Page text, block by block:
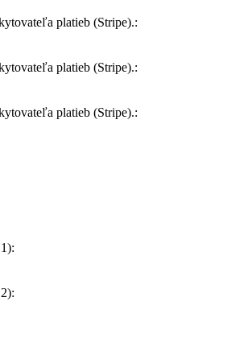
platieb (Stripe).:
platieb (Stripe).:
platieb (Stripe).: